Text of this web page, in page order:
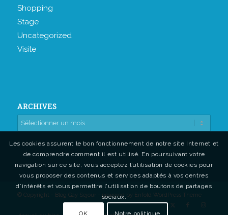
Shopping
Stage
Uncategorized
Visite
ARCHIVES
© Copyright - Blog Gay Sejour - powered by Enfold WordPress Theme
Les cookies assurent le bon fonctionnement de notre site Internet et
de comprendre comment il est utilisé. En poursuivant votre
navigation sur ce site, vous acceptez l’utilisation de cookies pour
vous proposer des contenus et services adaptés à vos centres
d’intérêts et vous permettre l'utilisation de boutons de partages
sociaux.
OK Notre politique